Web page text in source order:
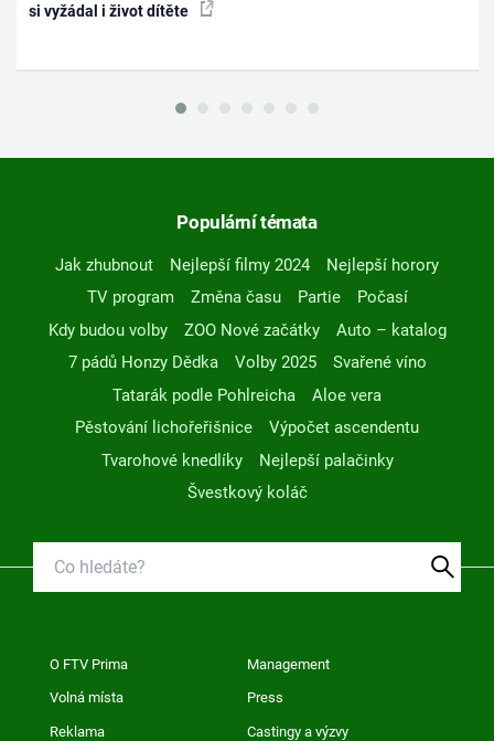
si vyžádal i život dítěte
Populární témata
Jak zhubnout Nejlepší filmy 2024
Nejlepší horory
TV program
Změna času Partie
Počasí
Kdy budou volby
ZOO Nové začátky
Auto – katalog
7 pádů Honzy Dědka
Volby 2025
Svařené víno
Tatarák podle Pohlreicha
Aloe vera
Pěstování lichořeřišnice
Výpočet ascendentu
Tvarohové knedlíky
Nejlepší palačinky
Švestkový koláč
O FTV Prima Management
Volná místa Press
Reklama Castingy a výzvy